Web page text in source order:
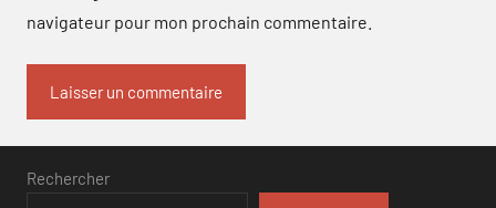
navigateur pour mon prochain commentaire.
Rechercher